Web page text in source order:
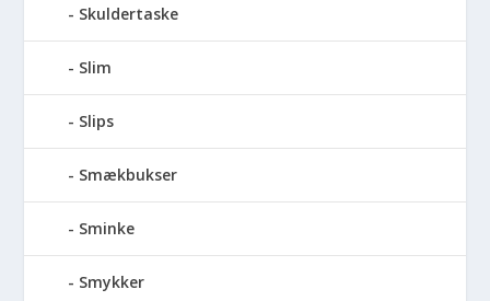
Skuldertaske
Slim
Slips
Smækbukser
Sminke
Smykker